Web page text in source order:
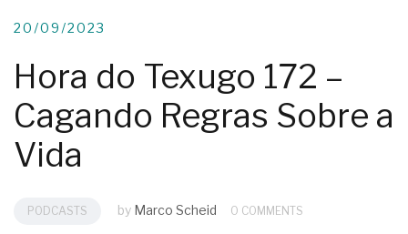
20/09/2023
Hora do Texugo 172 –
Cagando Regras Sobre a
Vida
PODCASTS by Marco Scheid 0 COMMENTS